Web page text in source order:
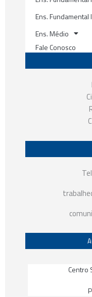
Ens. Fundamental
Ens. Médio
Fale Conosco
Centro